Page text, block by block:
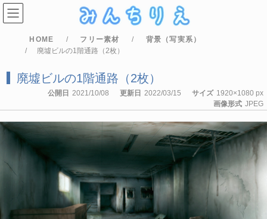
コ
テ
ナ
ゲ
HOME フリー素材
背景（写実系）
廃墟ビルの1階通路（2枚）
廃墟ビルの1階通路（2枚）
公開日 2021/10/08 更新日 2022/03/15 サイズ 1920×1080 px
画像形式 JPEG